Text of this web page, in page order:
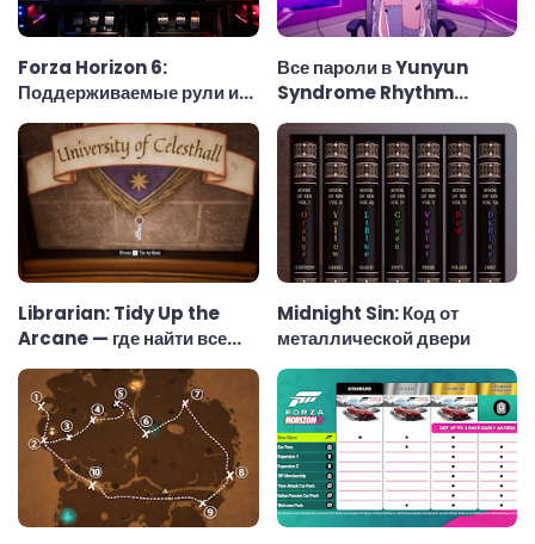
Forza Horizon 6:
Поддерживаемые рули и
рулевые колёса
Все пароли в Yunyun
Syndrome Rhythm
Psychosis
Librarian: Tidy Up the
Arcane — где найти все
ключи
Midnight Sin: Код от
металлической двери